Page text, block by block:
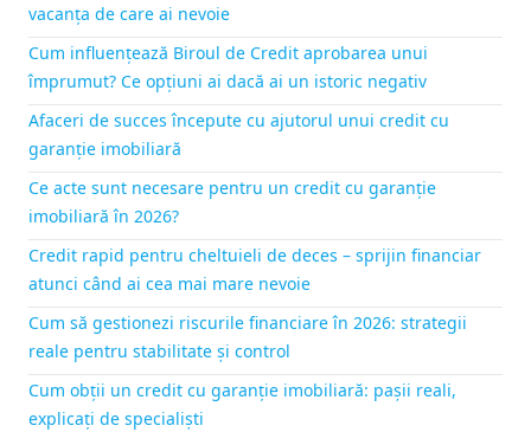
vacanța de care ai nevoie
Cum influențează Biroul de Credit aprobarea unui
împrumut? Ce opțiuni ai dacă ai un istoric negativ
Afaceri de succes începute cu ajutorul unui credit cu
garanție imobiliară
Ce acte sunt necesare pentru un credit cu garanție
imobiliară în 2026?
Credit rapid pentru cheltuieli de deces – sprijin financiar
atunci când ai cea mai mare nevoie
Cum să gestionezi riscurile financiare în 2026: strategii
reale pentru stabilitate și control
Cum obții un credit cu garanție imobiliară: pașii reali,
explicați de specialiști